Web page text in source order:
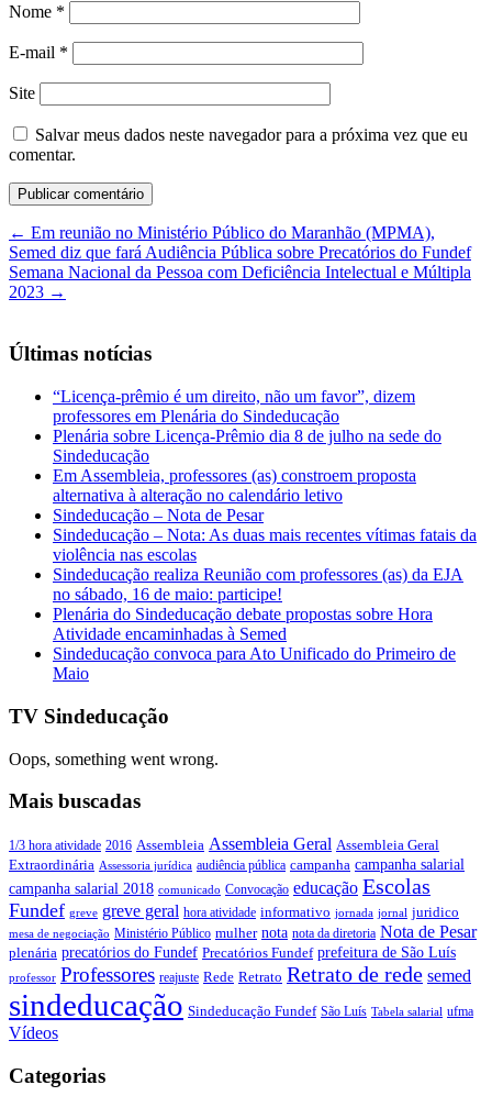
Nome *
E-mail *
Site
Salvar meus dados neste navegador para a próxima vez que eu
comentar.
← Em reunião no Ministério Público do Maranhão (MPMA),
Semed diz que fará Audiência Pública sobre Precatórios do Fundef
Semana Nacional da Pessoa com Deficiência Intelectual e Múltipla
2023 →
Últimas notícias
“Licença-prêmio é um direito, não um favor”, dizem
professores em Plenária do Sindeducação
Plenária sobre Licença-Prêmio dia 8 de julho na sede do
Sindeducação
Em Assembleia, professores (as) constroem proposta
alternativa à alteração no calendário letivo
Sindeducação – Nota de Pesar
Sindeducação – Nota: As duas mais recentes vítimas fatais da
violência nas escolas
Sindeducação realiza Reunião com professores (as) da EJA
no sábado, 16 de maio: participe!
Plenária do Sindeducação debate propostas sobre Hora
Atividade encaminhadas à Semed
Sindeducação convoca para Ato Unificado do Primeiro de
Maio
TV Sindeducação
Oops, something went wrong.
Mais buscadas
1/3 hora atividade 2016 Assembleia Assembleia Geral Assembleia Geral
Extraordinária Assessoria jurídica audiência pública campanha campanha salarial
campanha salarial 2018 comunicado Convocação educação Escolas
Fundef greve greve geral hora atividade informativo jornada jornal juridico
mesa de negociação Ministério Público mulher nota nota da diretoria Nota de Pesar
plenária precatórios do Fundef Precatórios Fundef prefeitura de São Luís
professor Professores reajuste Rede Retrato Retrato de rede semed
sindeducação Sindeducação Fundef São Luís Tabela salarial ufma
Vídeos
Categorias